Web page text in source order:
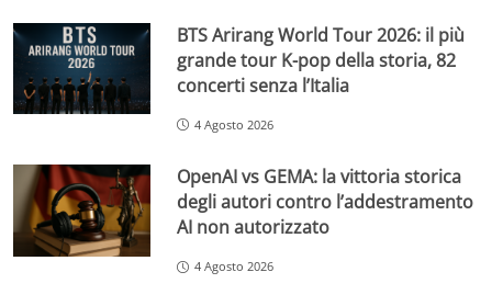
BTS Arirang World Tour 2026: il più
grande tour K-pop della storia, 82
concerti senza l’Italia
4 Agosto 2026
OpenAI vs GEMA: la vittoria storica
degli autori contro l’addestramento
AI non autorizzato
4 Agosto 2026